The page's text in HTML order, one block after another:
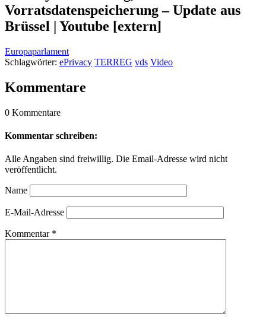
Vorratsdatenspeicherung – Update aus
Brüssel | Youtube [extern]
Europaparlament
Schlagwörter: ePrivacy TERREG vds Video
Kommentare
0 Kommentare
Kommentar schreiben:
Alle Angaben sind freiwillig. Die Email-Adresse wird nicht
veröffentlicht.
Name
E-Mail-Adresse
Kommentar *